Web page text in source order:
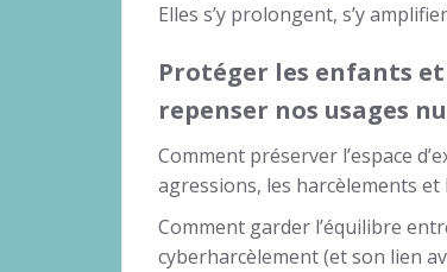
Elles s’y prolongent, s’y
Protéger les enfants et
repenser nos usages
Comment préserver l’espace
agressions, les harcèlements et
Comment garder l’équilibre
cyberharcèlement (et son lien